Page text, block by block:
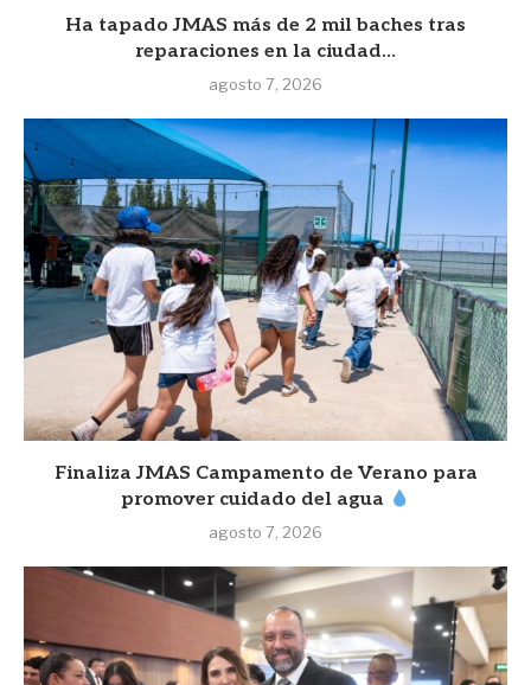
Ha tapado JMAS más de 2 mil baches tras
reparaciones en la ciudad...
agosto 7, 2026
Finaliza JMAS Campamento de Verano para
promover cuidado del agua
agosto 7, 2026